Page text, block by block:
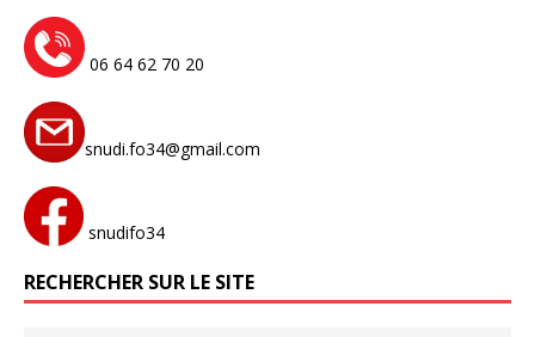
06 64 62 70 20
snudi.fo34@gmail.com
snudifo34
RECHERCHER SUR LE SITE